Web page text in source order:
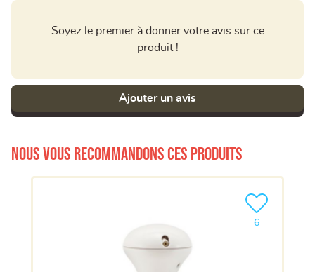
Soyez le premier à donner votre avis sur ce
produit !
Ajouter un avis
Nous vous recommandons ces produits
6
Ajouter le